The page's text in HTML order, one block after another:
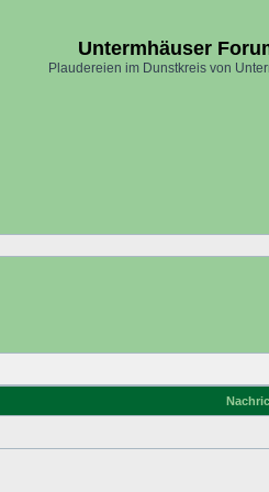
Untermhäuser
Plaudereien im Dunstkreis von